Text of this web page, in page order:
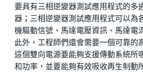
要具有三相逆變器測試應用程式的多
器；三相逆變器測試應用程式可以為
機驅動信號、馬達電壓資訊、馬達電
此外，工程師們還會需要一個可靠的
這個雙向電源要能夠支援傳動系統所
和功率，並要能夠有效吸收再生制動